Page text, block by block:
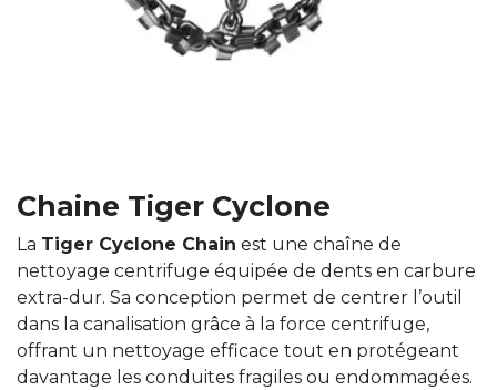
Chaine Tiger Cyclone
La Tiger Cyclone Chain est une chaîne de
nettoyage centrifuge équipée de dents en carbure
extra-dur. Sa conception permet de centrer l’outil
dans la canalisation grâce à la force centrifuge,
offrant un nettoyage efficace tout en protégeant
davantage les conduites fragiles ou endommagées.